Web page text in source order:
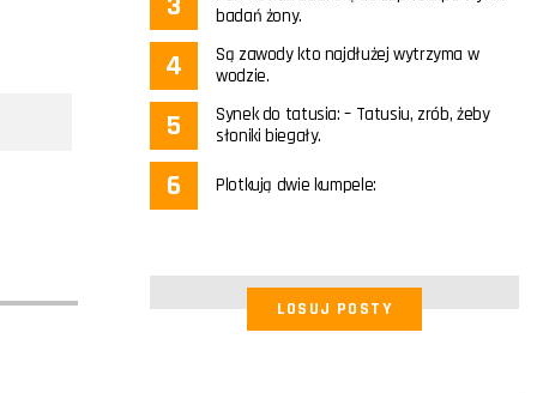
badań żony.
Są zawody kto najdłużej wytrzyma w
wodzie.
Synek do tatusia: – Tatusiu, zrób, żeby
słoniki biegały.
Plotkują dwie kumpele:
LOSUJ POSTY